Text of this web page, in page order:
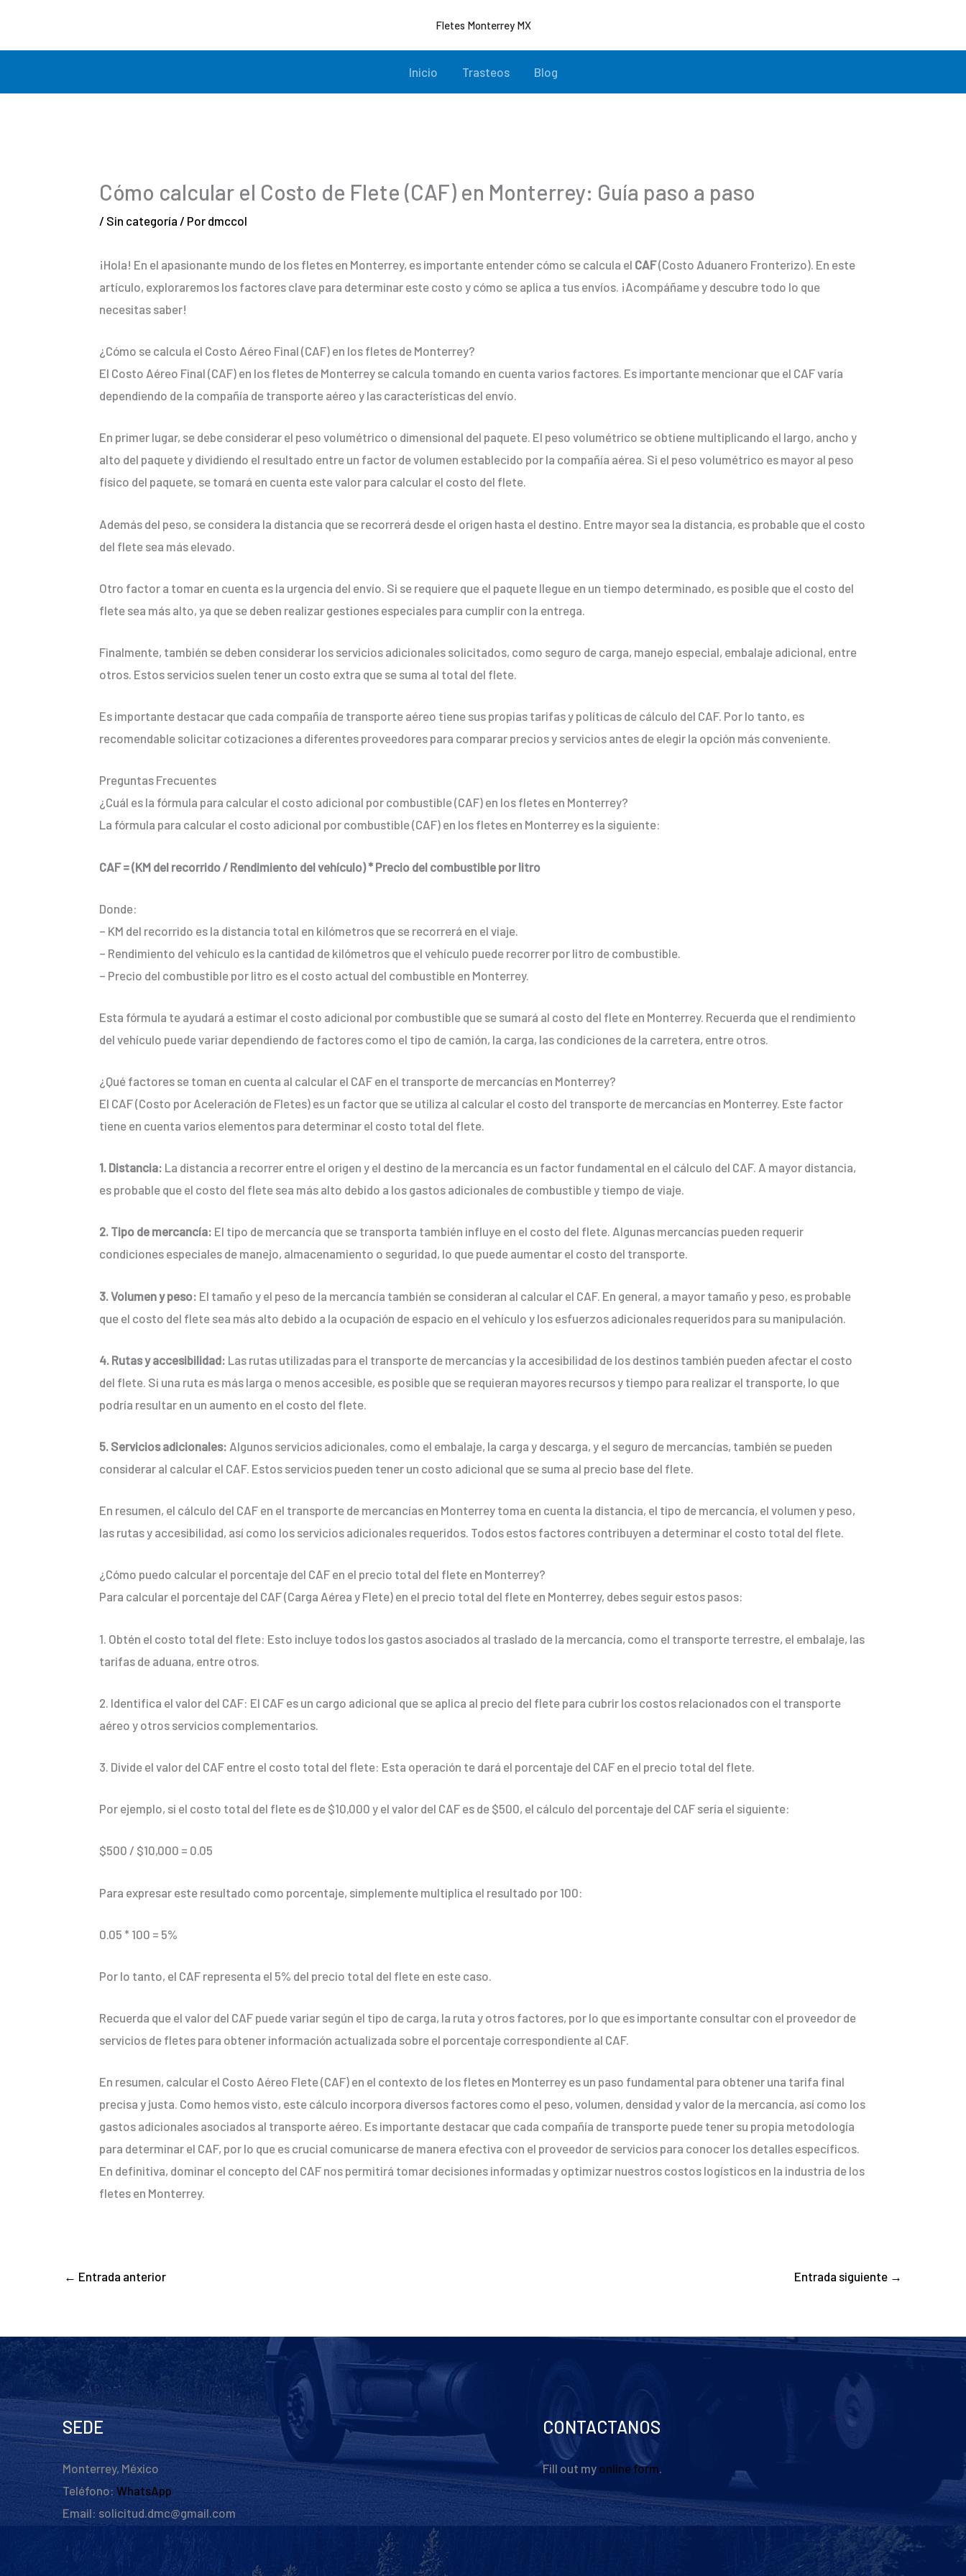
contenido
Fletes Monterrey MX
Inicio Trasteos Blog
Cómo calcular el Costo de Flete (CAF) en Monterrey: Guía paso a paso
/ Sin categoría / Por dmccol
¡Hola! En el apasionante mundo de los fletes en Monterrey, es importante entender cómo se calcula el CAF(Costo Aduanero Fronterizo). En este
artículo, exploraremos los factores clave para determinar este costo y cómo se aplica a tus envíos. ¡Acompáñame y descubre todo lo que
necesitas saber!
¿Cómo se calcula el Costo Aéreo Final (CAF) en los fletes de Monterrey?
El Costo Aéreo Final (CAF) en los fletes de Monterrey se calcula tomando en cuenta varios factores. Es importante mencionar que el CAF varía
dependiendo de la compañía de transporte aéreo y las características del envío.
En primer lugar, se debe considerar el peso volumétrico o dimensional del paquete. El peso volumétrico se obtiene multiplicando el largo, ancho y
alto del paquete y dividiendo el resultado entre un factor de volumen establecido por la compañía aérea. Si el peso volumétrico es mayor al peso
físico del paquete, se tomará en cuenta este valor para calcular el costo del flete.
Además del peso, se considera la distancia que se recorrerá desde el origen hasta el destino. Entre mayor sea la distancia, es probable que el costo
del flete sea más elevado.
Otro factor a tomar en cuenta es la urgencia del envío. Si se requiere que el paquete llegue en un tiempo determinado, es posible que el costo del
flete sea más alto, ya que se deben realizar gestiones especiales para cumplir con la entrega.
Finalmente, también se deben considerar los servicios adicionales solicitados, como seguro de carga, manejo especial, embalaje adicional, entre
otros. Estos servicios suelen tener un costo extra que se suma al total del flete.
Es importante destacar que cada compañía de transporte aéreo tiene sus propias tarifas y políticas de cálculo del CAF. Por lo tanto, es
recomendable solicitar cotizaciones a diferentes proveedores para comparar precios y servicios antes de elegir la opción más conveniente.
Preguntas Frecuentes
¿Cuál es la fórmula para calcular el costo adicional por combustible (CAF) en los fletes en Monterrey?
La fórmula para calcular el costo adicional por combustible (CAF) en los fletes en Monterrey es la siguiente:
CAF = (KM del recorrido / Rendimiento del vehículo) * Precio del combustible por litro
Donde:
– KM del recorrido es la distancia total en kilómetros que se recorrerá en el viaje.
– Rendimiento del vehículo es la cantidad de kilómetros que el vehículo puede recorrer por litro de combustible.
– Precio del combustible por litro es el costo actual del combustible en Monterrey.
Esta fórmula te ayudará a estimar el costo adicional por combustible que se sumará al costo del flete en Monterrey. Recuerda que el rendimiento
del vehículo puede variar dependiendo de factores como el tipo de camión, la carga, las condiciones de la carretera, entre otros.
¿Qué factores se toman en cuenta al calcular el CAF en el transporte de mercancías en Monterrey?
El CAF (Costo por Aceleración de Fletes) es un factor que se utiliza al calcular el costo del transporte de mercancías en Monterrey. Este factor
tiene en cuenta varios elementos para determinar el costo total del flete.
1. Distancia: La distancia a recorrer entre el origen y el destino de la mercancía es un factor fundamental en el cálculo del CAF. A mayor distancia,
es probable que el costo del flete sea más alto debido a los gastos adicionales de combustible y tiempo de viaje.
2. Tipo de mercancía: El tipo de mercancía que se transporta también influye en el costo del flete. Algunas mercancías pueden requerir
condiciones especiales de manejo, almacenamiento o seguridad, lo que puede aumentar el costo del transporte.
3. Volumen y peso: El tamaño y el peso de la mercancía también se consideran al calcular el CAF. En general, a mayor tamaño y peso, es probable
que el costo del flete sea más alto debido a la ocupación de espacio en el vehículo y los esfuerzos adicionales requeridos para su manipulación.
4. Rutas y accesibilidad: Las rutas utilizadas para el transporte de mercancías y la accesibilidad de los destinos también pueden afectar el costo
del flete. Si una ruta es más larga o menos accesible, es posible que se requieran mayores recursos y tiempo para realizar el transporte, lo que
podría resultar en un aumento en el costo del flete.
5. Servicios adicionales: Algunos servicios adicionales, como el embalaje, la carga y descarga, y el seguro de mercancías, también se pueden
considerar al calcular el CAF. Estos servicios pueden tener un costo adicional que se suma al precio base del flete.
En resumen, el cálculo del CAF en el transporte de mercancías en Monterrey toma en cuenta la distancia, el tipo de mercancía, el volumen y peso,
las rutas y accesibilidad, así como los servicios adicionales requeridos. Todos estos factores contribuyen a determinar el costo total del flete.
¿Cómo puedo calcular el porcentaje del CAF en el precio total del flete en Monterrey?
Para calcular el porcentaje del CAF (Carga Aérea y Flete) en el precio total del flete en Monterrey, debes seguir estos pasos:
1. Obtén el costo total del flete: Esto incluye todos los gastos asociados al traslado de la mercancía, como el transporte terrestre, el embalaje, las
tarifas de aduana, entre otros.
2. Identifica el valor del CAF: El CAF es un cargo adicional que se aplica al precio del flete para cubrir los costos relacionados con el transporte
aéreo y otros servicios complementarios.
3. Divide el valor del CAF entre el costo total del flete: Esta operación te dará el porcentaje del CAF en el precio total del flete.
Por ejemplo, si el costo total del flete es de $10,000 y el valor del CAF es de $500, el cálculo del porcentaje del CAF sería el siguiente:
$500 / $10,000 = 0.05
Para expresar este resultado como porcentaje, simplemente multiplica el resultado por 100:
0.05 * 100 = 5%
Por lo tanto, el CAF representa el 5% del precio total del flete en este caso.
Recuerda que el valor del CAF puede variar según el tipo de carga, la ruta y otros factores, por lo que es importante consultar con el proveedor de
servicios de fletes para obtener información actualizada sobre el porcentaje correspondiente al CAF.
En resumen, calcular el Costo Aéreo Flete (CAF) en el contexto de los fletes en Monterrey es un paso fundamental para obtener una tarifa final
precisa y justa. Como hemos visto, este cálculo incorpora diversos factores como el peso, volumen, densidad y valor de la mercancía, así como los
gastos adicionales asociados al transporte aéreo. Es importante destacar que cada compañía de transporte puede tener su propia metodología
para determinar el CAF, por lo que es crucial comunicarse de manera efectiva con el proveedor de servicios para conocer los detalles específicos.
En definitiva, dominar el concepto del CAF nos permitirá tomar decisiones informadas y optimizar nuestros costos logísticos en la industria de los
fletes en Monterrey.
← Entrada anterior Entrada siguiente →
SEDE
Monterrey, México
Teléfono: WhatsApp
Email: solicitud.dmc@gmail.com
CONTACTANOS
Fill out my online form